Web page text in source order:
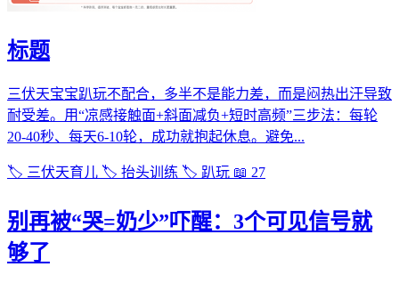
标题
三伏天宝宝趴玩不配合，多半不是能力差，而是闷热出汗导致
耐受差。用“凉感接触面+斜面减负+短时高频”三步法：每轮
20-40秒、每天6-10轮，成功就抱起休息。避免...
🏷️ 三伏天育儿 🏷️ 抬头训练 🏷️ 趴玩 📖 27
别再被“哭=奶少”吓醒：3个可见信号就
够了